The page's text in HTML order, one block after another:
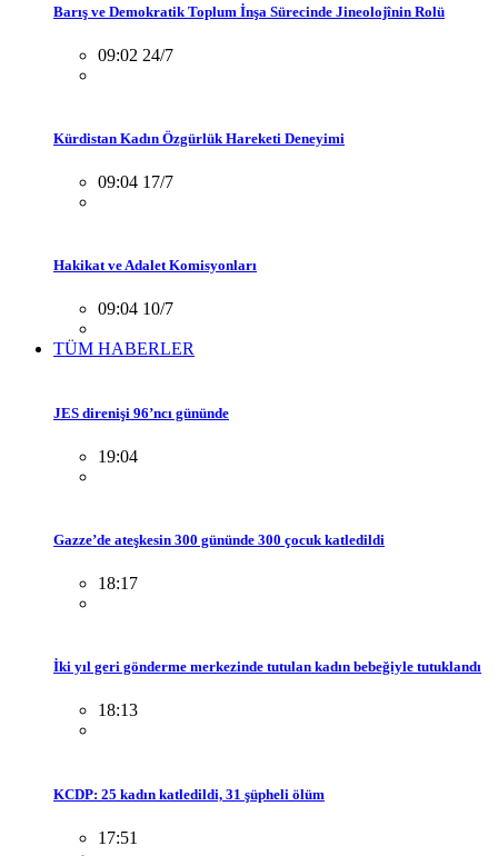
Barış ve Demokratik Toplum İnşa Sürecinde Jineolojînin Rolü
09:02 24/7
Kürdistan Kadın Özgürlük Hareketi Deneyimi
09:04 17/7
Hakikat ve Adalet Komisyonları
09:04 10/7
TÜM HABERLER
JES direnişi 96’ncı gününde
19:04
Gazze’de ateşkesin 300 gününde 300 çocuk katledildi
18:17
İki yıl geri gönderme merkezinde tutulan kadın bebeğiyle tutuklandı
18:13
KCDP: 25 kadın katledildi, 31 şüpheli ölüm
17:51